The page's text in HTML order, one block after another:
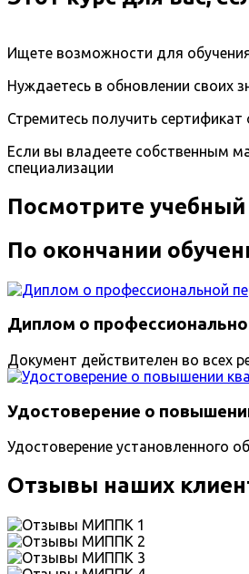
Ищете возможности для
Нуждаетесь в обновлении своих
Стремитесь получить
Если вы владеете собственным
специализации
Посмотрите учебный
По окончании
Диплом о
Документ действителен во всех
Удостоверение о
Удостоверение установленного
Отзывы наших